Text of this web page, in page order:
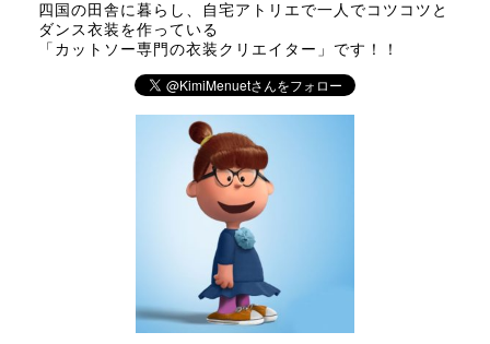
四国の田舎に暮らし、自宅アトリエで一人でコツコツと
ダンス衣装を作っている
「カットソー専門の衣装クリエイター」です！！